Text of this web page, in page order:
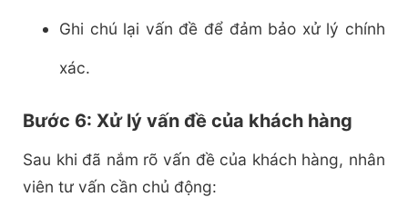
Ghi chú lại vấn đề để đảm bảo xử lý chính
xác.
Bước 6: Xử lý vấn đề của khách hàng
Sau khi đã nắm rõ vấn đề của khách hàng, nhân
viên tư vấn cần chủ động: